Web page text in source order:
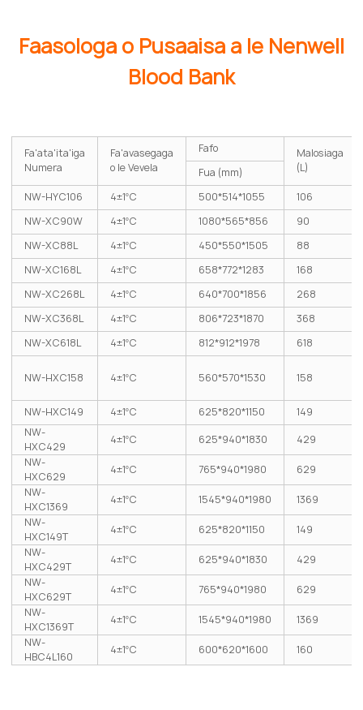
Faasologa o Pusaaisa a le Nenwell
Blood Bank
Fa'ata'ita'iga
Numera
Fa'avasegaga
o le Vevela
Fafo
Malosiaga
(L)
Fua (mm)
NW-HYC106
4±1ºC 500*514*1055
106
NW-XC90W
4±1ºC 1080*565*856
90
NW-XC88L
4±1ºC 450*550*1505
88
NW-XC168L
4±1ºC 658*772*1283
168
NW-XC268L
4±1ºC 640*700*1856
268
NW-XC368L
4±1ºC 806*723*1870
368
NW-XC618L
4±1ºC 812*912*1978 618
NW-HXC158 4±1ºC 560*570*1530 158
NW-HXC149 4±1ºC 625*820*1150
149
NW-
HXC429
4±1ºC 625*940*1830
429
NW-
HXC629
4±1ºC 765*940*1980
629
NW-
HXC1369
4±1ºC 1545*940*1980
1369
NW-
HXC149T
4±1ºC 625*820*1150
149
NW-
HXC429T
4±1ºC 625*940*1830
429
NW-
HXC629T
4±1ºC 765*940*1980
629
NW-
HXC1369T
4±1ºC 1545*940*1980
1369
NW-
HBC4L160
4±1ºC 600*620*1600 160